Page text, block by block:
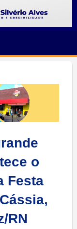
o
Festa
RN